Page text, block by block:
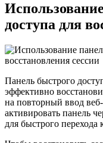
доступа для
Панель быстрого
эффективно
на повторный ввод
активировать панель
для быстрого